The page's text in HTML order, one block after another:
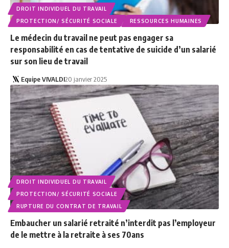
DROIT INDIVIDUEL DU TRAVAIL
PROTECTION/ SÉCURITÉ SOCIALE
RESSOURCES HUMAINES
Le médecin du travail ne peut pas engager sa
responsabilité en cas de tentative de suicide d’un salarié
sur son lieu de travail
Equipe VIVALDI20 janvier 2025
DROIT INDIVIDUEL DU TRAVAIL
PROTECTION/ SÉCURITÉ SOCIALE
RUPTURE DU CONTRAT DE TRAVAIL
Embaucher un salarié retraité n’interdit pas l’employeur
de le mettre à la retraite à ses 70ans